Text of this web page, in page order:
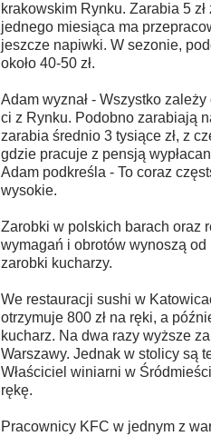
krakowskim Rynku. Zarabia 5
jednego miesiąca ma
jeszcze napiwki. W sezonie,
około 40-50 zł.
Adam wyznał - Wszystko
ci z Rynku. Podobno zarabiają
zarabia średnio 3 tysiące zł, z
gdzie pracuje z pensją
Adam podkreśla - To coraz
wysokie.
Zarobki w polskich barach oraz
wymagań i obrotów wynoszą
zarobki kucharzy.
We restauracji sushi w
otrzymuje 800 zł na ręki, a
kucharz. Na dwa razy wyższe
Warszawy. Jednak w stolicy są
Właściciel winiarni w
rękę.
Pracownicy KFC w jednym z